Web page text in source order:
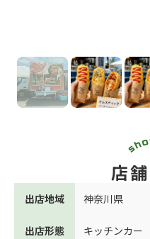
店
出店地域 神奈川県
出店形態 キッチンカー